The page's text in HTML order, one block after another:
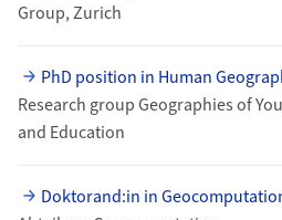
Group, Zurich
PhD position in Human
Research group Geographies of
and Education
Doktorand:in in